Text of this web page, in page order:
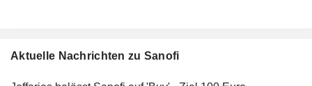
Aktuelle Nachrichten zu Sanofi